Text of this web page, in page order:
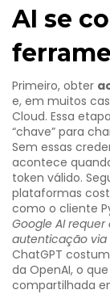
AI se
Primeiro, obter
e, em muitos
Cloud. Essa
“chave” para
Sem essas
acontece
token válido.
plataformas
como o cliente
Google AI
autenticação via
ChatGPT
da OpenAI, o
compartilhada